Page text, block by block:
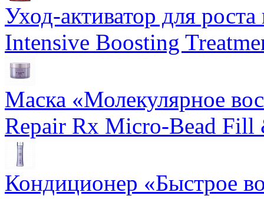
Уход-активатор для
Intensive Boosting
Маска «Молекулярное
Repair Rx Micro-Bead Fill
Кондиционер «Быстрое